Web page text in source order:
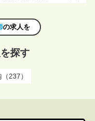
の求人を
探す
237）